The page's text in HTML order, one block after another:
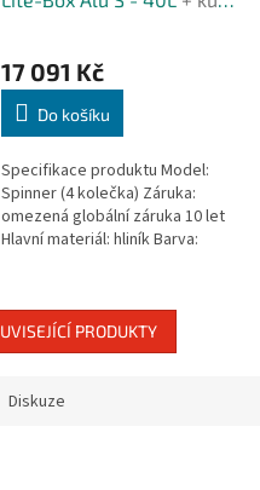
17 091 Kč
Do košíku
Specifikace produktu Model:
Spinner (4 kolečka) Záruka:
omezená globální záruka 10 let
Hlavní materiál: hliník Barva:
PRODUKTY
Diskuze